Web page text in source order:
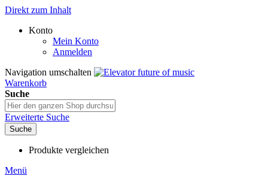
Direkt zum Inhalt
Konto
Mein Konto
Anmelden
Navigation umschalten
Warenkorb
Suche
Erweiterte Suche
Suche
Produkte vergleichen
Menü